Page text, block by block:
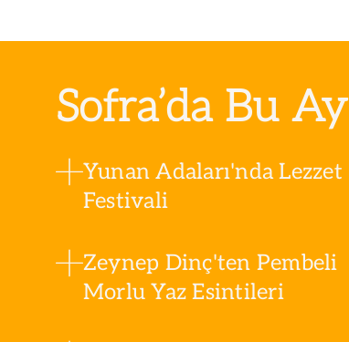
Sofra’da Bu Ay
Yunan Adaları'nda Lezzet
Festivali
Zeynep Dinç'ten Pembeli
Morlu Yaz Esintileri